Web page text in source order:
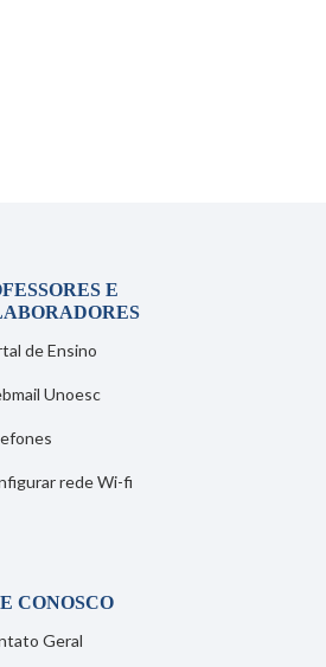
E
de Ensino
Unoesc
rede Wi-fi
CONOSCO
Geral